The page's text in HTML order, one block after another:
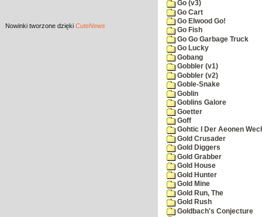
Nowinki tworzone dzięki CuteNews
Go (v3)
Go Cart
Go Elwood Go!
Go Fish
Go Go Garbage Truck
Go Lucky
Gobang
Gobbler (v1)
Gobbler (v2)
Goble-Snake
Goblin
Goblins Galore
Goetter
Goff
Gohtic I Der Aeonen
Gold Crusader
Gold Diggers
Gold Grabber
Gold House
Gold Hunter
Gold Mine
Gold Run, The
Gold Rush
Goldbach's Conjecture